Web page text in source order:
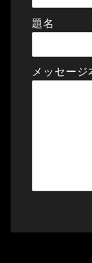
題名
メッセージ